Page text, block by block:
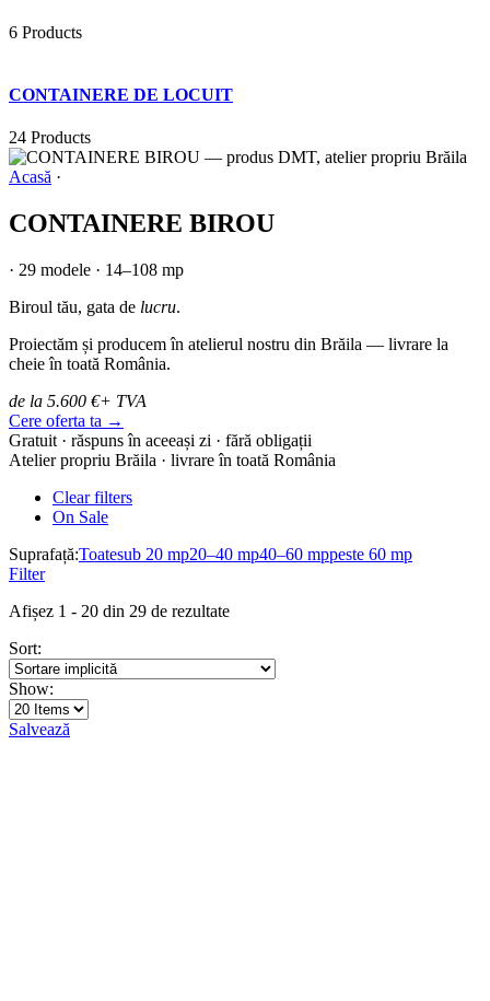
6 Products
CONTAINERE DE LOCUIT
24 Products
Acasă ·
CONTAINERE BIROU
· 29 modele · 14–108 mp
Biroul tău, gata de lucru.
Proiectăm și producem în atelierul nostru din Brăila — livrare la
cheie în toată România.
de la 5.600 €+ TVA
Cere oferta ta →
Gratuit · răspuns în aceeași zi · fără obligații
Atelier propriu Brăila · livrare în toată România
Clear filters
On Sale
Suprafață:Toatesub 20 mp20–40 mp40–60 mppeste 60 mp
Filter
Afișez 1 - 20 din 29 de rezultate
Sort:
Show:
Salvează